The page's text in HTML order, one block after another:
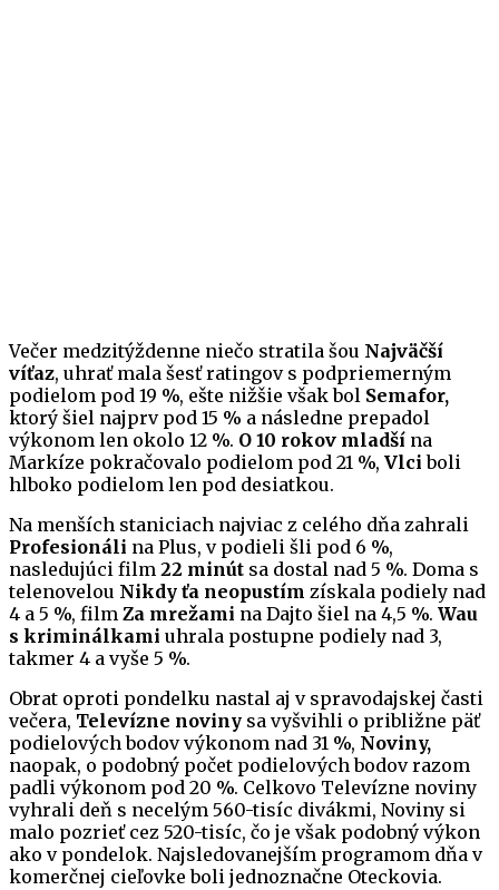
Večer medzitýždenne niečo stratila šou Najväčší
víťaz, uhrať mala šesť ratingov s podpriemerným
podielom pod 19 %, ešte nižšie však bol Semafor,
ktorý šiel najprv pod 15 % a následne prepadol
výkonom len okolo 12 %. O 10 rokov mladší na
Markíze pokračovalo podielom pod 21 %, Vlci boli
hlboko podielom len pod desiatkou.
Na menších staniciach najviac z celého dňa zahrali
Profesionáli na Plus, v podieli šli pod 6 %,
nasledujúci film 22 minút sa dostal nad 5 %. Doma s
telenovelou Nikdy ťa neopustím získala podiely nad
4 a 5 %, film Za mrežami na Dajto šiel na 4,5 %. Wau
s kriminálkami uhrala postupne podiely nad 3,
takmer 4 a vyše 5 %.
Obrat oproti pondelku nastal aj v spravodajskej časti
večera, Televízne noviny sa vyšvihli o približne päť
podielových bodov výkonom nad 31 %, Noviny,
naopak, o podobný počet podielových bodov razom
padli výkonom pod 20 %. Celkovo Televízne noviny
vyhrali deň s necelým 560-tisíc divákmi, Noviny si
malo pozrieť cez 520-tisíc, čo je však podobný výkon
ako v pondelok. Najsledovanejším programom dňa v
komerčnej cieľovke boli jednoznačne Oteckovia.